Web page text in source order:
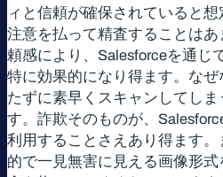
ィと信頼が確保されていると
注意を払って精査することは
頼感により、Salesforceを通じ
特に効果的になり得ます。な
たずに素早くスキャンしてし
す。詐欺そのものが、
利用することさえあり得ます
的で一見無害に見える画像形